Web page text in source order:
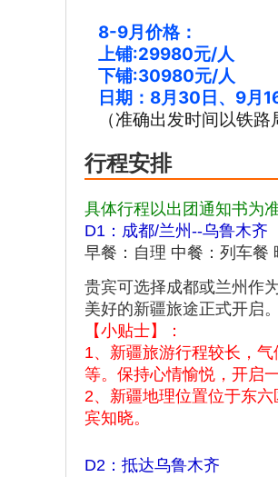
8-9月价格：
上铺:29980元/人
下铺:30980元/人
日期：8月30日、9月
（准确出发时间以铁路
行程安排
具体行程以出团通知书为
D1：成都/兰州--乌鲁木齐
早餐：自理 中餐：列车餐
贵宾可选择成都或兰州作
美好的新疆旅途正式开启。
【小贴士】：
1、新疆旅游行程较长，
等。保持心情愉悦，开启
2、新疆地理位置位于东
宾知晓。
D2：抵达乌鲁木齐